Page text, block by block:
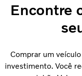
Encontre
Comprar um
investimento. Você